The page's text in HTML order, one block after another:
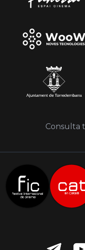
Consulta